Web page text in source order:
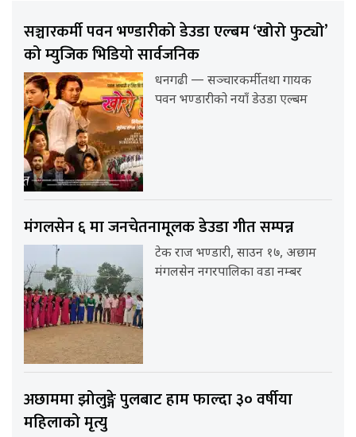
सञ्चारकर्मी पवन भण्डारीको डेउडा एल्बम ‘खोरो फुट्यो’
को म्युजिक भिडियो सार्वजनिक
धनगढी — सञ्चारकर्मी तथा गायक
पवन भण्डारीको नयाँ डेउडा एल्बम
मंगलसेन ६ मा जनचेतनामूलक डेउडा गीत सम्पन्न
टेक राज भण्डारी, साउन १७, अछाम
मंगलसेन नगरपालिका वडा नम्बर
अछाममा झोलुङ्गे पुलबाट हाम फाल्दा ३० वर्षीया
महिलाको मृत्यु